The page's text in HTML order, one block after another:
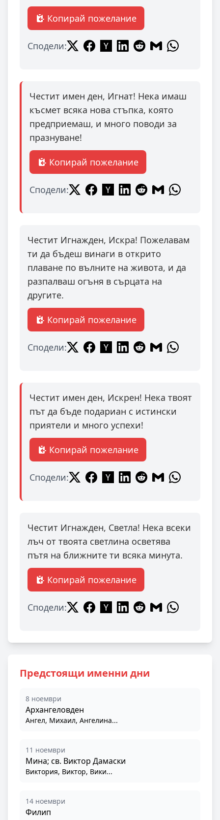
Копирай пожелание
Сподели:
Честит имен ден, Игнат! Нека имаш
късмет всяка нова стъпка, която
предприемаш, и много поводи за
празнуване!
Копирай пожелание
Сподели:
Честит Игнажден, Искра! Пожелавам
ти да бъдеш винаги в открито
плаване по вълните на живота, и да
разпалваш огъня в сърцата на
другите.
Копирай пожелание
Сподели:
Честит имен ден, Искрен! Нека твоят
път да бъде подариан с истински
приятели и много успехи!
Копирай пожелание
Сподели:
Честит Игнажден, Светла! Нека всеки
лъч от твоята светлина осветява
пътя на ближните ти всяка минута.
Копирай пожелание
Сподели:
Предстоящи именни дни
8 ноември
Архангеловден
Ангел, Михаил, Ангелина...
11 ноември
Мина; св. Виктор Дамаски
Виктория, Виктор, Вики...
14 ноември
Филип